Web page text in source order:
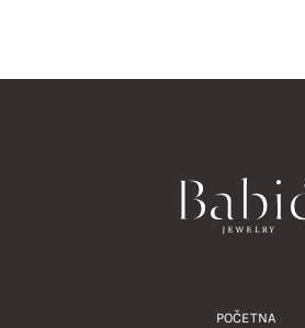
POČETNA